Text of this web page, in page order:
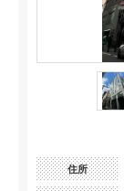
住所